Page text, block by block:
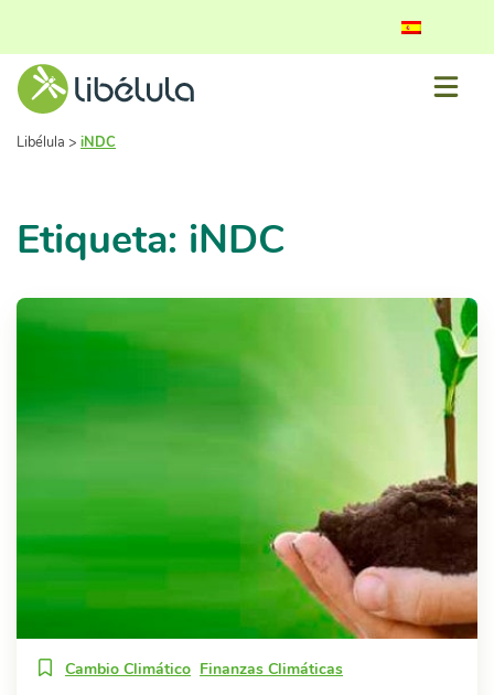
Libélula > iNDC
Etiqueta: iNDC
Cambio Climático Finanzas Climáticas